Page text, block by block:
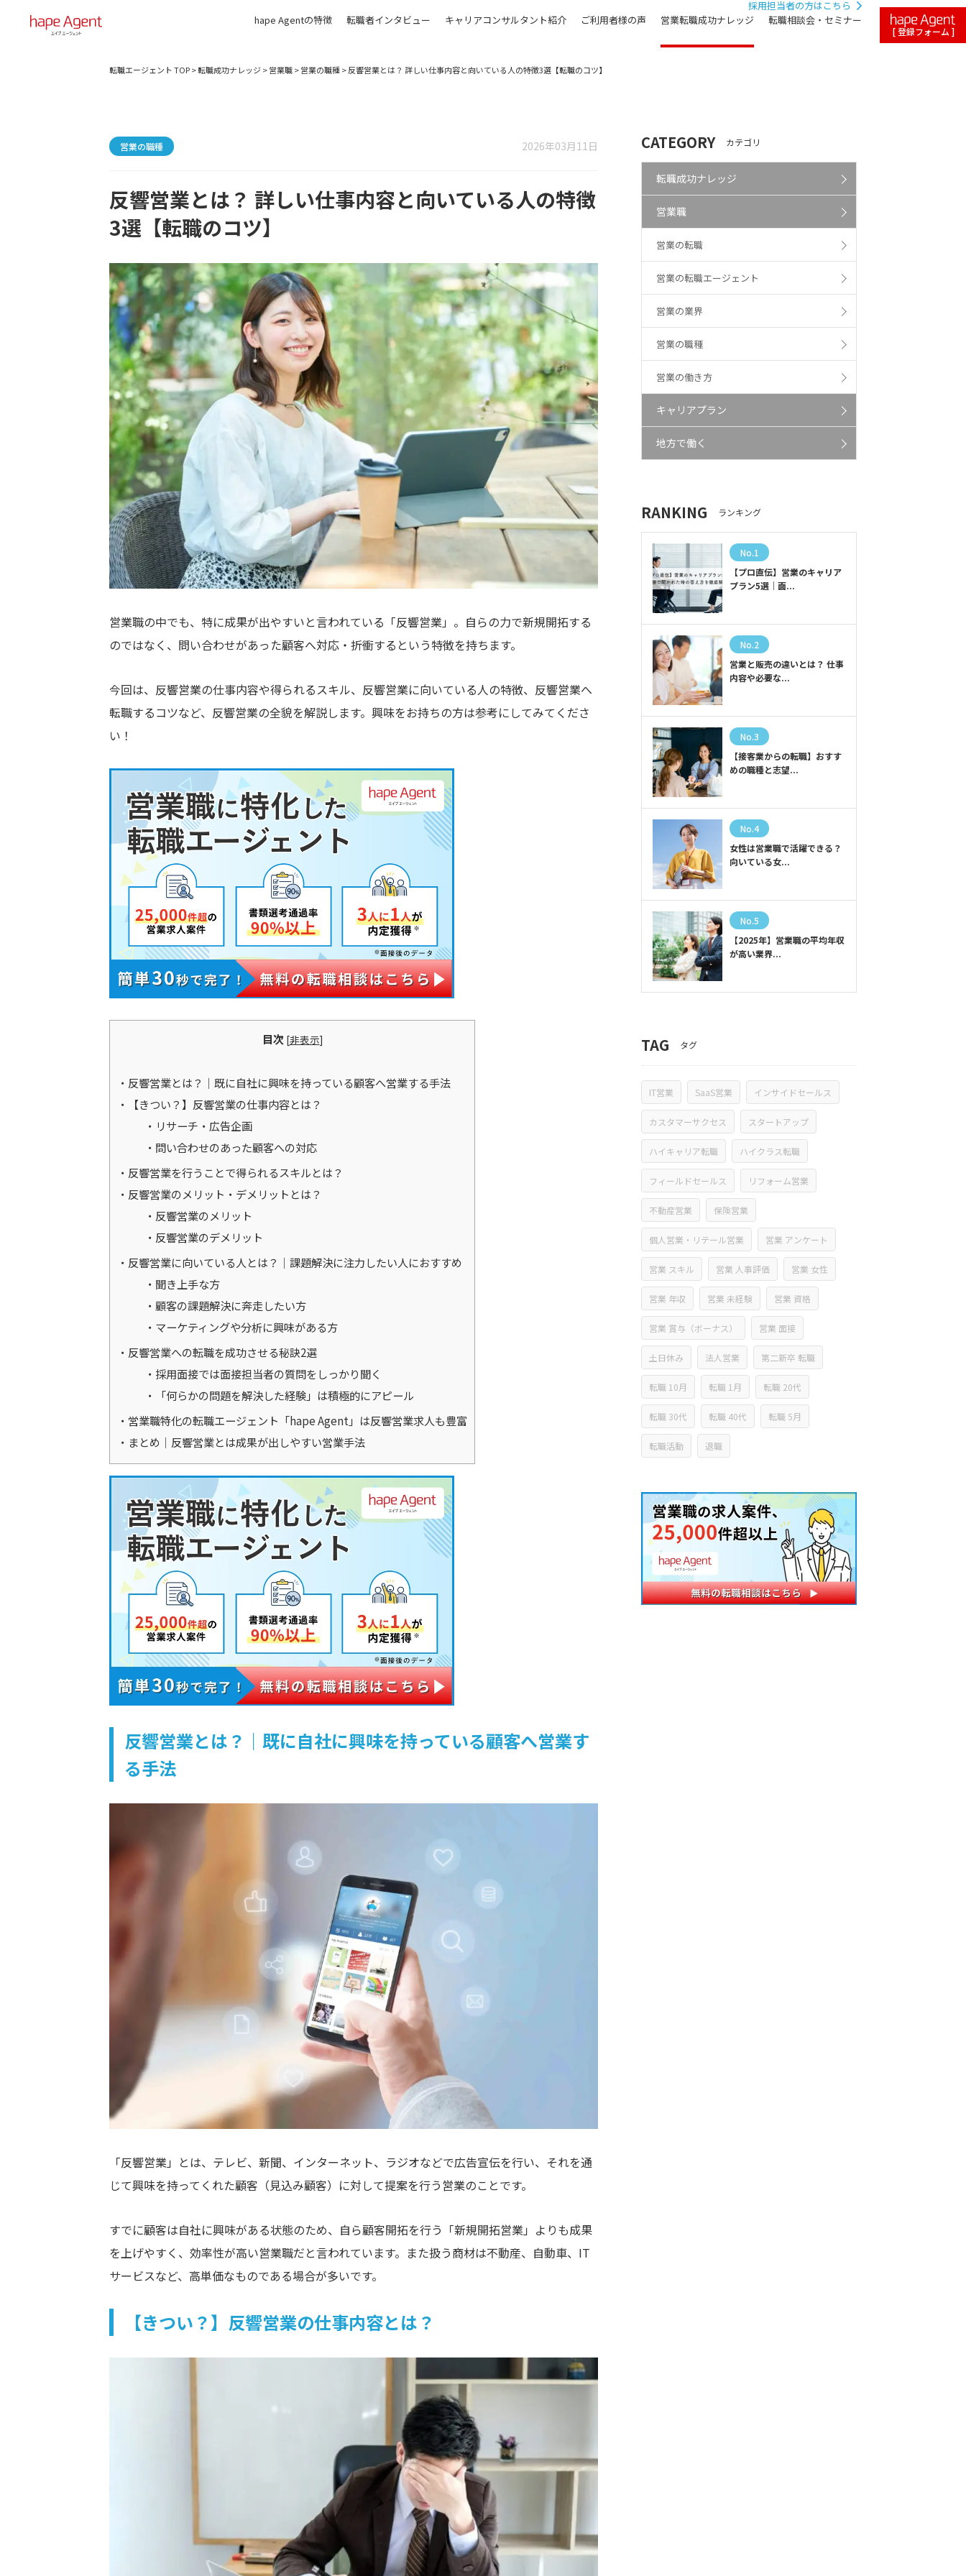
採用担当者の方はこちら
hape Agentの特徴
転職者インタビュー キャリアコンサルタント紹介 ご利用者様の声 営業転職成功ナレッジ 転職相談会・セミナー
[ 登録フォーム ]
転職エージェント TOP>転職成功ナレッジ>営業職>営業の職種>反響営業とは？ 詳しい仕事内容と向いている人の特徴3選【転職のコツ】
営業の職種 2026年03月11日
反響営業とは？ 詳しい仕事内容と向いている人の特徴
3選【転職のコツ】
営業職の中でも、特に成果が出やすいと言われている「反響営業」。自らの力で新規開拓する
のではなく、問い合わせがあった顧客へ対応・折衝するという特徴を持ちます。
今回は、反響営業の仕事内容や得られるスキル、反響営業に向いている人の特徴、反響営業へ
転職するコツなど、反響営業の全貌を解説します。興味をお持ちの方は参考にしてみてくださ
い！
目次 [非表示]
反響営業とは？｜既に自社に興味を持っている顧客へ営業する手法
【きつい？】反響営業の仕事内容とは？
リサーチ・広告企画
問い合わせのあった顧客への対応
反響営業を行うことで得られるスキルとは？
反響営業のメリット・デメリットとは？
反響営業のメリット
反響営業のデメリット
反響営業に向いている人とは？｜課題解決に注力したい人におすすめ
聞き上手な方
顧客の課題解決に奔走したい方
マーケティングや分析に興味がある方
反響営業への転職を成功させる秘訣2選
採用面接では面接担当者の質問をしっかり聞く
「何らかの問題を解決した経験」は積極的にアピール
営業職特化の転職エージェント「hape Agent」は反響営業求人も豊富
まとめ｜反響営業とは成果が出しやすい営業手法
反響営業とは？｜既に自社に興味を持っている顧客へ営業す
る手法
「反響営業」とは、テレビ、新聞、インターネット、ラジオなどで広告宣伝を行い、それを通
じて興味を持ってくれた顧客（見込み顧客）に対して提案を行う営業のことです。
すでに顧客は自社に興味がある状態のため、自ら顧客開拓を行う「新規開拓営業」よりも成果
を上げやすく、効率性が高い営業職だと言われています。また扱う商材は不動産、自動車、IT
サービスなど、高単価なものである場合が多いです。
【きつい？】反響営業の仕事内容とは？
CATEGORY カテゴリ
転職成功ナレッジ
営業職
営業の転職
営業の転職エージェント
営業の業界
営業の職種
営業の働き方
キャリアプラン
地方で働く
RANKING ランキング
No.1
【プロ直伝】営業のキャリア
プラン5選｜面...
No.2
営業と販売の違いとは？ 仕事
内容や必要な...
No.3
【接客業からの転職】おすす
めの職種と志望...
No.4
女性は営業職で活躍できる？
向いている女...
No.5
【2025年】営業職の平均年収
が高い業界...
TAG タグ
IT営業 SaaS営業 インサイドセールス
カスタマーサクセス スタートアップ
ハイキャリア転職 ハイクラス転職
フィールドセールス リフォーム営業
不動産営業 保険営業
個人営業・リテール営業 営業 アンケート
営業 スキル 営業 人事評価 営業 女性
営業 年収 営業 未経験 営業 資格
営業 賞与（ボーナス） 営業 面接
土日休み 法人営業 第二新卒 転職
転職 10月 転職 1月 転職 20代
転職 30代 転職 40代 転職 5月
転職活動 退職